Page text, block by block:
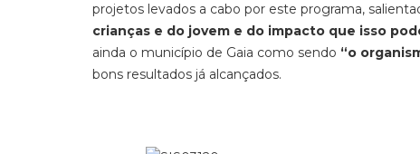
projetos levados a cabo por este programa,
crianças e do jovem e do impacto que isso
ainda o município de Gaia como sendo “o
bons resultados já alcançados.